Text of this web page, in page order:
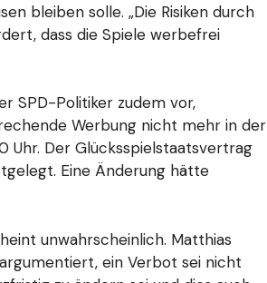
bleiben solle. „Die Risiken durch
dass die Spiele werbefrei
SPD-Politiker zudem vor,
Werbung nicht mehr in der
Uhr. Der Glücksspielstaatsvertrag
Eine Änderung hätte
unwahrscheinlich. Matthias
ein Verbot sei nicht